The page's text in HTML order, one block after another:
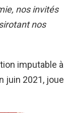
nos invités
nos
imputable à
juin 2021, joue